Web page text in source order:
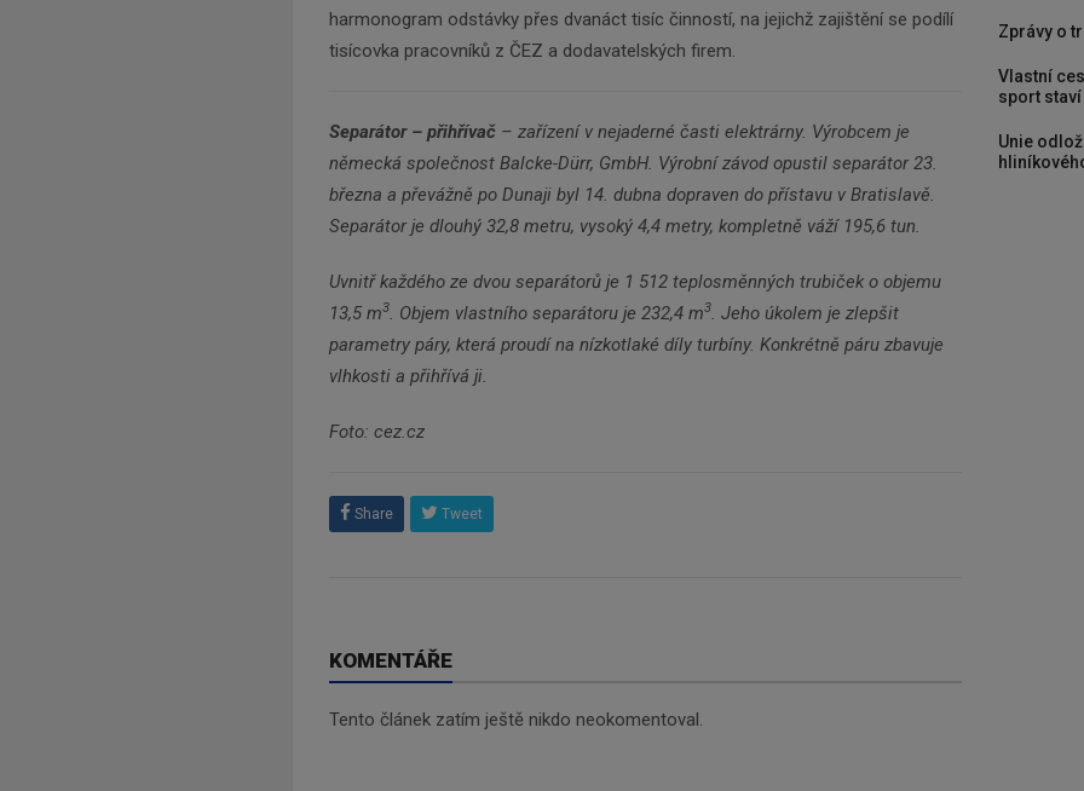
harmonogram odstávky přes dvanáct tisíc činností, na jejichž zajištění se podílí
tisícovka pracovníků z ČEZ a dodavatelských firem.
Separátor – přihřívač – zařízení v nejaderné časti elektrárny. Výrobcem je
německá společnost Balcke-Dürr, GmbH. Výrobní závod opustil separátor 23.
března a převážně po Dunaji byl 14. dubna dopraven do přístavu v Bratislavě.
Separátor je dlouhý 32,8 metru, vysoký 4,4 metry, kompletně váží 195,6 tun.
Uvnitř každého ze dvou separátorů je 1 512 teplosměnných trubiček o objemu
13,5 m3 . Objem vlastního separátoru je 232,4 m3
. Jeho úkolem je zlepšit
parametry páry, která proudí na nízkotlaké díly turbíny. Konkrétně páru zbavuje
vlhkosti a přihřívá ji.
Foto: cez.cz
Share Tweet
KOMENTÁŘE
Tento článek zatím ještě nikdo neokomentoval.
Zprávy o
Vlastní
sport staví
Unie